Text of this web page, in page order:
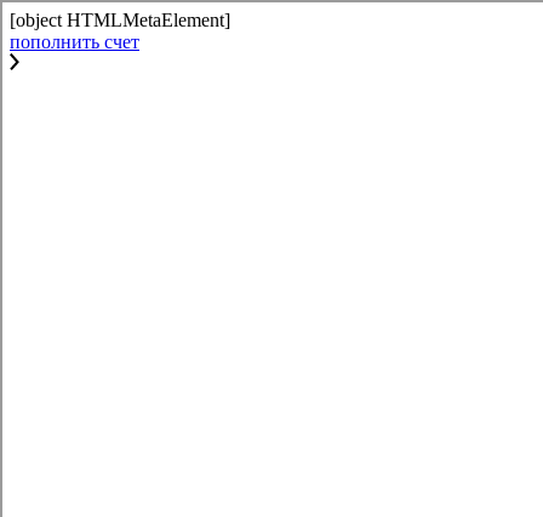
[object HTMLMetaElement]
пополнить счет